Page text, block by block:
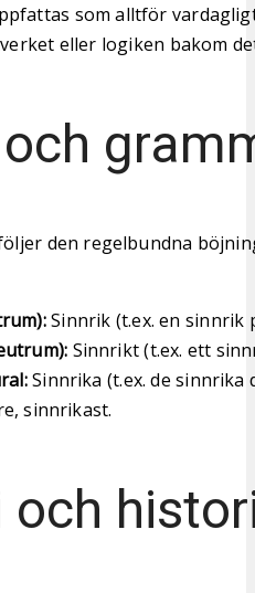
som alltför
eller logiken bakom
den regelbundna
Sinnrik (t.ex. en sinnrik
Sinnrikt (t.ex. ett
Sinnrika (t.ex. de sinnrika
sinnrikast.
och